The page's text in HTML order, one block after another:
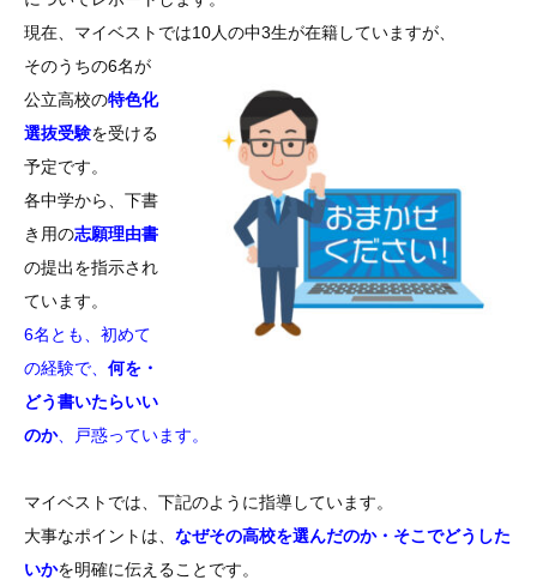
現在、マイベストでは10人の中3生が在籍していますが、
そのうちの6名が
公立高校の特色化
選抜受験を受ける
予定です。
各中学から、下書
き用の志願理由書
の提出を指示され
ています。
6名とも、初めて
の経験で、 何を・
どう書いたらいい
のか、戸惑っています。
マイベストでは、下記のように指導しています。
大事なポイントは、 なぜその高校を選んだのか・そこでどうした
いかを明確に伝えることです。